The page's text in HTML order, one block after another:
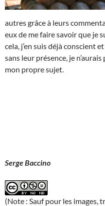
autres grâce à leurs
eux de me faire savoir que je
cela, j’en suis déjà conscient
sans leur présence, je
mon propre sujet.
Serge Baccino
(Note : Sauf pour les images,